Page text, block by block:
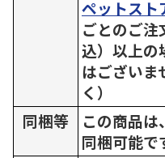
ペットスト
ごとのご
込）以上の
はございま
く）
同梱等
この商品は、
同梱可能で